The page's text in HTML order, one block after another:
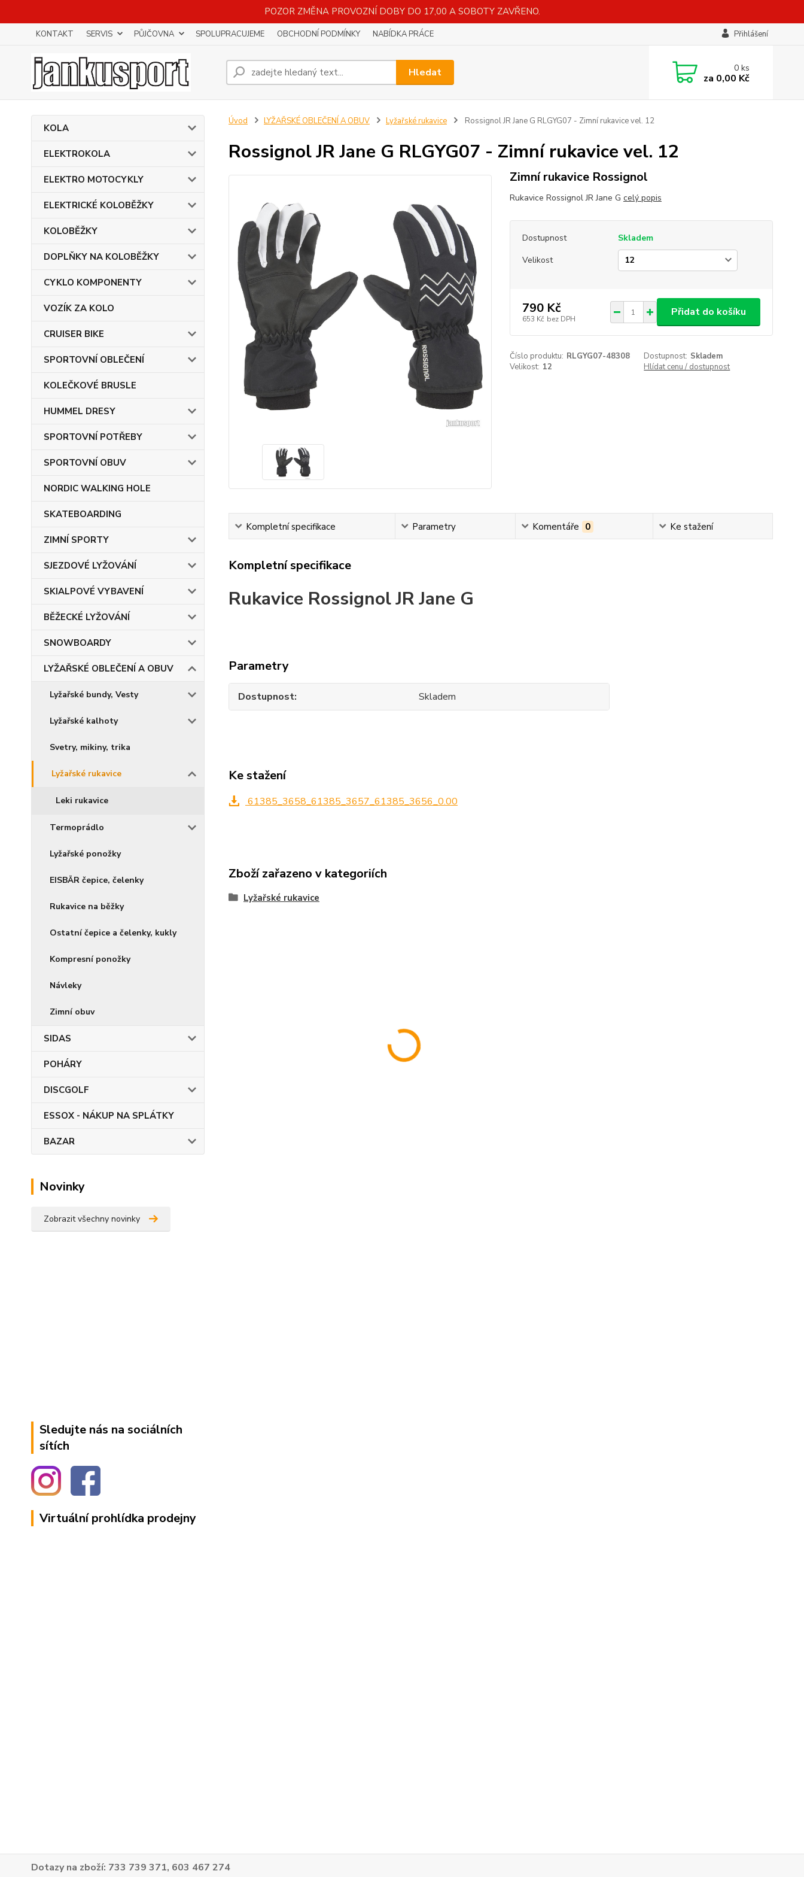
POZOR ZMĚNA PROVOZNÍ DOBY DO 17,00 A SOBOTY ZAVŘENO.
KONTAKT SERVIS PŮJČOVNA SPOLUPRACUJEME OBCHODNÍ PODMÍNKY NABÍDKA PRÁCE Přihlášení
Hledat 0ks
za 0,00 Kč
KOLA
ELEKTROKOLA
ELEKTRO MOTOCYKLY
ELEKTRICKÉ KOLOBĚŽKY
KOLOBĚŽKY
DOPLŇKY NA KOLOBĚŽKY
CYKLO KOMPONENTY
VOZÍK ZA KOLO
CRUISER BIKE
SPORTOVNÍ OBLEČENÍ
KOLEČKOVÉ BRUSLE
HUMMEL DRESY
SPORTOVNÍ POTŘEBY
SPORTOVNÍ OBUV
NORDIC WALKING HOLE
SKATEBOARDING
ZIMNÍ SPORTY
SJEZDOVÉ LYŽOVÁNÍ
SKIALPOVÉ VYBAVENÍ
BĚŽECKÉ LYŽOVÁNÍ
SNOWBOARDY
LYŽAŘSKÉ OBLEČENÍ A OBUV
Lyžařské bundy, Vesty
Lyžařské kalhoty
Svetry, mikiny, trika
Lyžařské rukavice
Leki rukavice
Termoprádlo
Lyžařské ponožky
EISBÄR čepice, čelenky
Rukavice na běžky
Ostatní čepice a čelenky, kukly
Kompresní ponožky
Návleky
Zimní obuv
SIDAS
POHÁRY
DISCGOLF
ESSOX - NÁKUP NA SPLÁTKY
BAZAR
Novinky
Zobrazit všechny novinky
Sledujte nás na sociálních
sítích
Virtuální prohlídka prodejny
Úvod LYŽAŘSKÉ OBLEČENÍ A OBUV Lyžařské rukavice Rossignol JR Jane G RLGYG07 - Zimní rukavice vel. 12
Rossignol JR Jane G RLGYG07 - Zimní rukavice vel. 12
Zimní rukavice Rossignol
Rukavice Rossignol JR Jane G celý popis
Dostupnost
Skladem
Velikost
790 Kč
653 Kč bez DPH
Přidat do košíku
Číslo produktu: RLGYG07-48308 Dostupnost: Skladem
Velikost: 12 Hlídat cenu / dostupnost
Kompletní specifikace Parametry Komentáře 0 Ke stažení
Kompletní specifikace
Rukavice Rossignol JR Jane G
Parametry
Dostupnost Skladem
Ke stažení
61385_3658_61385_3657_61385_3656_0.00
Zboží zařazeno v kategoriích
Lyžařské rukavice
Dotazy na zboží: 733 739 371, 603 467 274